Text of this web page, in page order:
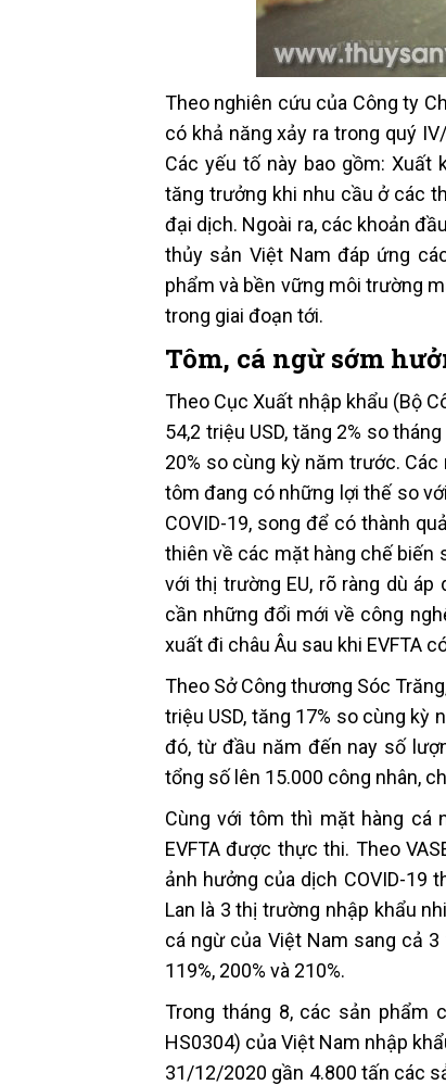
Theo nghiên cứu của Công ty
có khả năng xảy ra trong quý
Các yếu tố này bao gồm:
tăng trưởng khi nhu cầu ở các
đại dịch. Ngoài ra, các khoản
thủy sản Việt Nam đáp ứng
phẩm và bền vững môi trường
trong giai đoạn tới.
Tôm, cá ngừ sớm
Theo Cục Xuất nhập khẩu (Bộ
54,2 triệu USD, tăng 2% so
20% so cùng kỳ năm trước.
tôm đang có những lợi thế so
COVID-19, song để có thành
thiên về các mặt hàng chế biến
với thị trường EU, rõ ràng dù
cần những đổi mới về công
xuất đi châu Âu sau khi EVFTA
Theo Sở Công thương Sóc
triệu USD, tăng 17% so cùng kỳ
đó, từ đầu năm đến nay số
tổng số lên 15.000 công nhân,
Cùng với tôm thì mặt hàng cá
EVFTA được thực thi. Theo
ảnh hưởng của dịch COVID-19
Lan là 3 thị trường nhập khẩu
cá ngừ của Việt Nam sang cả
119%, 200% và 210%.
Trong tháng 8, các sản phẩm
HS0304) của Việt Nam nhập
31/12/2020 gần 4.800 tấn các